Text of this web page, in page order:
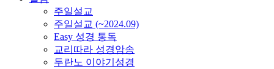
주일설교
주일설교 (~2024.09)
Easy 성경 통독
교리따라 성경암송
두란노 이야기성경